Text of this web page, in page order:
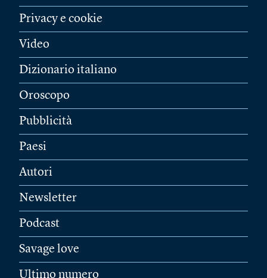
Privacy e cookie
Video
Dizionario italiano
Oroscopo
Pubblicità
Paesi
Autori
Newsletter
Podcast
Savage love
Ultimo numero